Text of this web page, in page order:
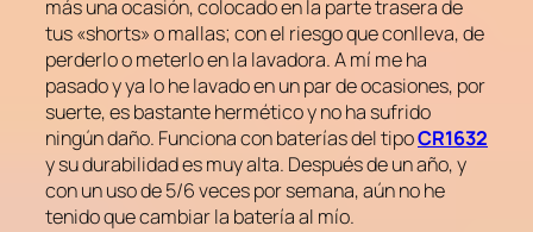
más una ocasión, colocado en la parte trasera de
tus «shorts» o mallas; con el riesgo que conlleva, de
perderlo o meterlo en la lavadora. A mí me ha
pasado y ya lo he lavado en un par de ocasiones, por
suerte, es bastante hermético y no ha sufrido
ningún daño. Funciona con baterías del tipoCR1632
y su durabilidad es muy alta. Después de un año, y
con un uso de 5/6 veces por semana, aún no he
tenido que cambiar la batería al mío.